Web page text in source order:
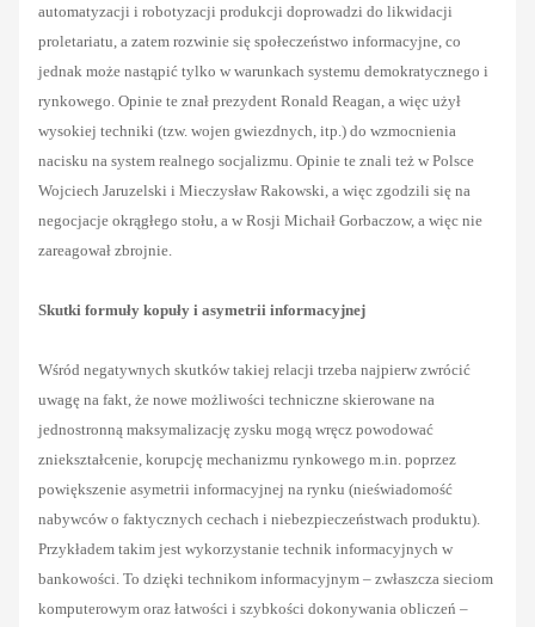
automatyzacji i robotyzacji produkcji doprowadzi do likwidacji
proletariatu, a zatem rozwinie się społeczeństwo informacyjne, co
jednak może nastąpić tylko w warunkach systemu demokratycznego i
rynkowego. Opinie te znał prezydent Ronald Reagan, a więc użył
wysokiej techniki (tzw. wojen gwiezdnych, itp.) do wzmocnienia
nacisku na system realnego socjalizmu. Opinie te znali też w Polsce
Wojciech Jaruzelski i Mieczysław Rakowski, a więc zgodzili się na
negocjacje okrągłego stołu, a w Rosji Michaił Gorbaczow, a więc nie
zareagował zbrojnie.
Skutki formuły kopuły i asymetrii informacyjnej
Wśród negatywnych skutków takiej relacji trzeba najpierw zwrócić
uwagę na fakt, że nowe możliwości techniczne skierowane na
jednostronną maksymalizację zysku mogą wręcz powodować
zniekształcenie, korupcję mechanizmu rynkowego m.in. poprzez
powiększenie asymetrii informacyjnej na rynku (nieświadomość
nabywców o faktycznych cechach i niebezpieczeństwach produktu).
Przykładem takim jest wykorzystanie technik informacyjnych w
bankowości. To dzięki technikom informacyjnym – zwłaszcza sieciom
komputerowym oraz łatwości i szybkości dokonywania obliczeń –